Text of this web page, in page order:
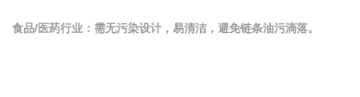
食品/医药行业：需无污染设计，易清洁，避免链条油污滴落。